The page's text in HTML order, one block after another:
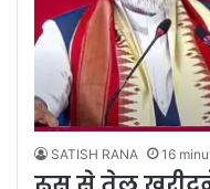
SATISH RANA 16